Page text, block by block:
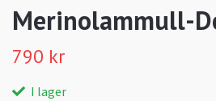
Merinolammull-
790 kr
I lager